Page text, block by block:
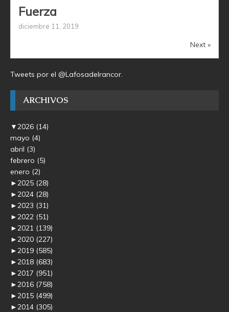
Fuerza
diciembre 11, 2019
Next »
Tweets por el @Lafosadelrancor.
ARCHIVOS
▼2026 (14)
mayo (4)
abril (3)
febrero (5)
enero (2)
►2025 (28)
►2024 (28)
►2023 (31)
►2022 (51)
►2021 (139)
►2020 (227)
►2019 (585)
►2018 (683)
►2017 (951)
►2016 (758)
►2015 (499)
►2014 (305)